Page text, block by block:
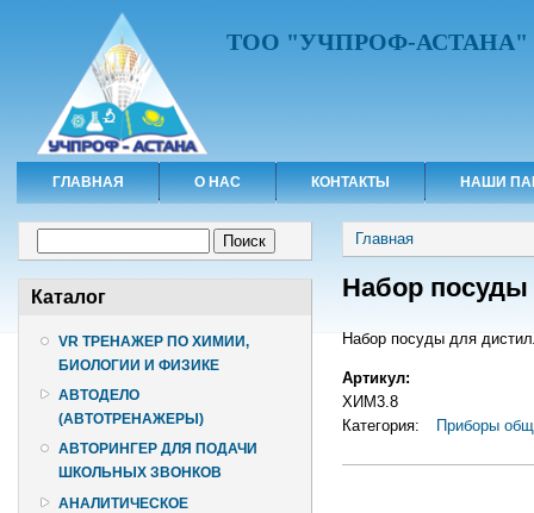
ТОО "УЧПРОФ-АСТАНА"
ГЛАВНАЯ О НАС КОНТАКТЫ НАШИ
Каталог
VR ТРЕНАЖЕР ПО ХИМИИ,
БИОЛОГИИ И ФИЗИКЕ
АВТОДЕЛО
(АВТОТРЕНАЖЕРЫ)
АВТОРИНГЕР ДЛЯ ПОДАЧИ
ШКОЛЬНЫХ ЗВОНКОВ
АНАЛИТИЧЕСКОЕ
Вы здесь
Главная
Набор
Набор посуды для
Артикул:
ХИМ3.8
Категория:
Приборы